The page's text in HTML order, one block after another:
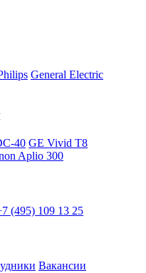
General Electric
40 GE Vivid T8
Aplio 300
(495) 109 13 25
Вакансии